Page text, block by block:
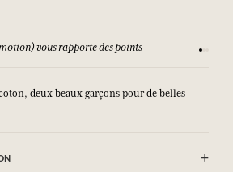
vous rapporte des points
deux beaux garçons pour de belles